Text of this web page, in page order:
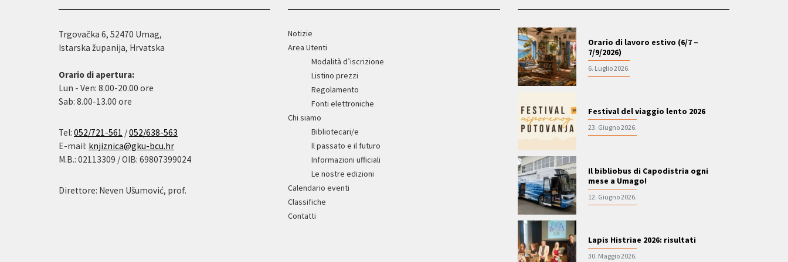
Trgovačka 6, 52470 Umag,
Istarska županija, Hrvatska
Orario di apertura:
Lun - Ven: 8.00-20.00 ore
Sab: 8.00-13.00 ore
Tel: 052/721-561 /052/638-563
E-mail: knjiznica@gku-bcu.hr
M.B.: 02113309 / OIB: 69807399024
Direttore: Neven Ušumović, prof.
Notizie
Area Utenti
Modalità d’iscrizione
Listino prezzi
Regolamento
Fonti elettroniche
Chi siamo
Bibliotecari/e
Il passato e il futuro
Informazioni ufficiali
Le nostre edizioni
Calendario eventi
Classifiche
Contatti
Orario di lavoro estivo (6/7 –
7/9/2026)
6. Luglio 2026.
Festival del viaggio lento 2026
23. Giugno 2026.
Il bibliobus di Capodistria ogni
mese a Umago!
12. Giugno 2026.
Lapis Histriae 2026: risultati
30. Maggio 2026.